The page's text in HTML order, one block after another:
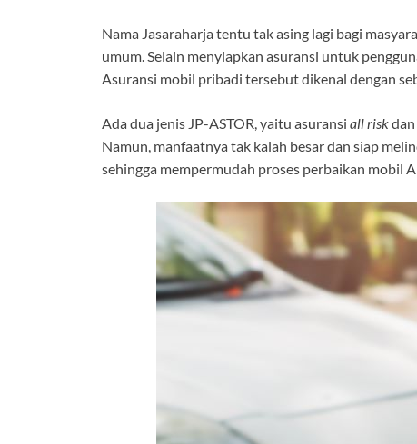
Nama Jasaraharja tentu tak asing lagi bagi
umum. Selain menyiapkan asuransi untuk
Asuransi mobil pribadi tersebut dikenal dengan
Ada dua jenis JP-ASTOR, yaitu asuransi all risk
Namun, manfaatnya tak kalah besar dan siap
sehingga mempermudah proses perbaikan mobil